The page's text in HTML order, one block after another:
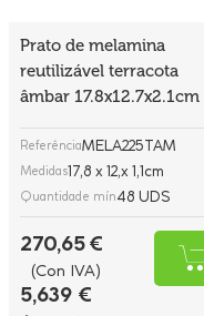
Prato de melamina
reutilizável terracota
âmbar 17.8x12.7x2.1cm
ReferênciaMELA225TAM
Medidas17,8 x 12,x 1,1cm
Quantidade mín48 UDS
270,65 €
(Con IVA)
5,639 €